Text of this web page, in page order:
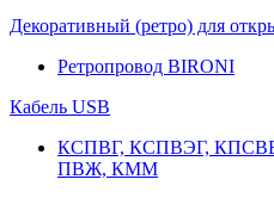
Декоративный (ретро) для
Ретропровод BIRONI
Кабель USB
КСПВГ, КСПВЭГ,
ПВЖ, КММ